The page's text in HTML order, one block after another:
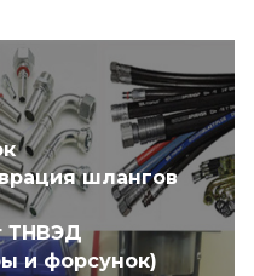
шлангов
ТНВЭД
и форсунок)